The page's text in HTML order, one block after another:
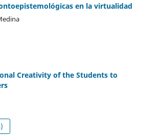
en la virtualidad
Creativity of the Students to